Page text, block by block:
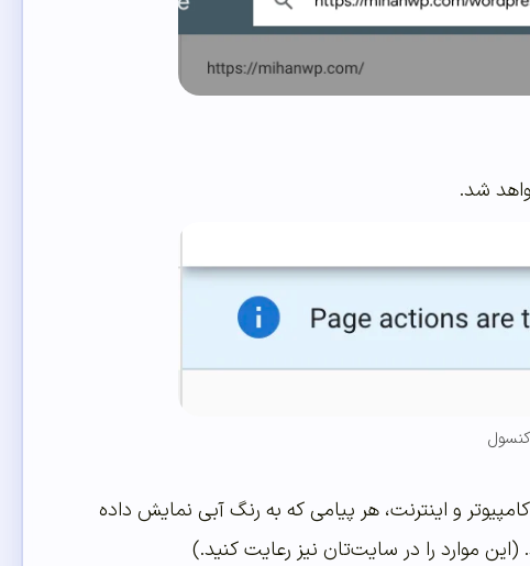
و اینترنت، هر پیامی که به رنگ آبی نمایش داده
موارد را در سایت‌تان نیز رعایت کنید.)